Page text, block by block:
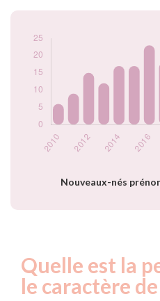
Nouveaux-nés
Popularité du
2019
2020
2021
2022
20
24
Quelle est la
le caractère de